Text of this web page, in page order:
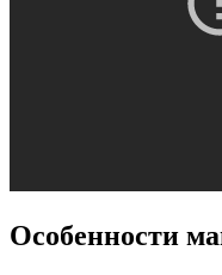
Особенности